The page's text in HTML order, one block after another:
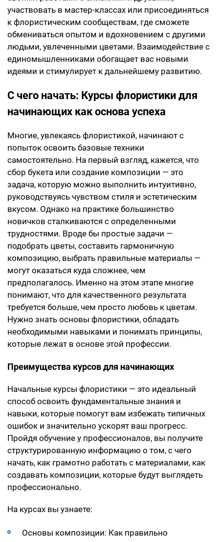
участвовать в мастер-классах или присоединяться
к флористическим сообществам, где сможете
обмениваться опытом и вдохновением с другими
людьми, увлеченными цветами. Взаимодействие с
единомышленниками обогащает вас новыми
идеями и стимулирует к дальнейшему развитию.
С чего начать: Курсы флористики для
начинающих как основа успеха
Многие, увлекаясь флористикой, начинают с
попыток освоить базовые техники
самостоятельно. На первый взгляд, кажется, что
сбор букета или создание композиции — это
задача, которую можно выполнить интуитивно,
руководствуясь чувством стиля и эстетическим
вкусом. Однако на практике большинство
новичков сталкиваются с определенными
трудностями. Вроде бы простые задачи —
подобрать цветы, составить гармоничную
композицию, выбрать правильные материалы —
могут оказаться куда сложнее, чем
предполагалось. Именно на этом этапе многие
понимают, что для качественного результата
требуется больше, чем просто любовь к цветам.
Нужно знать основы флористики, обладать
необходимыми навыками и понимать принципы,
которые лежат в основе этой профессии.
Преимущества курсов для начинающих
Начальные курсы флористики — это идеальный
способ освоить фундаментальные знания и
навыки, которые помогут вам избежать типичных
ошибок и значительно ускорят ваш прогресс.
Пройдя обучение у профессионалов, вы получите
структурированную информацию о том, с чего
начать, как грамотно работать с материалами, как
создавать композиции, которые будут выглядеть
профессионально.
На курсах вы узнаете:
Основы композиции: Как правильно